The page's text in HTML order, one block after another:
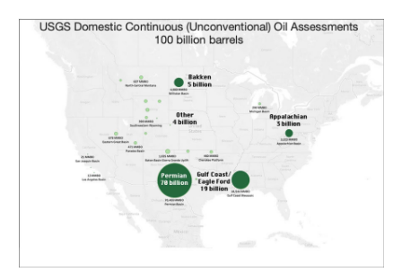
DB002.png